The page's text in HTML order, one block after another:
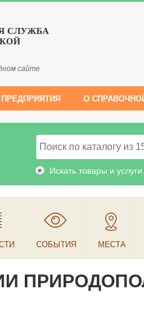
СЛУЖБА
сайте
ПРЕДПРИЯТИЯ О
Искать товары и услуги
СОБЫТИЯ МЕСТА